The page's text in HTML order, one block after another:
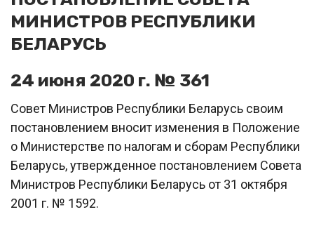
МИНИСТРОВ РЕСПУБЛИКИ
БЕЛАРУСЬ
24 июня 2020 г. № 361
Совет Министров Республики Беларусь своим
постановлением вносит изменения в Положение
о Министерстве по налогам и сборам Республики
Беларусь, утвержденное постановлением Совета
Министров Республики Беларусь от 31 октября
2001 г. № 1592.